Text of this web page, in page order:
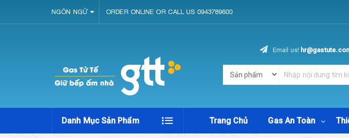
NGÔN NGỮ ORDER ONLINE OR CALL US 0943789600
Email us!
Danh Mục Sản Phẩm Trang Chủ Gas An Toàn